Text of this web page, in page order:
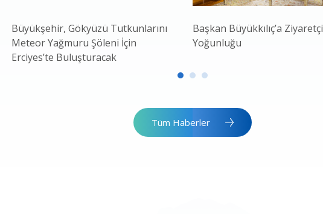
Büyükşehir, Gökyüzü Tutkunlarını
Meteor Yağmuru Şöleni İçin
Erciyes’te Buluşturacak
Başkan Büyükkılıç’a Ziyaretçi
Yoğunluğu
Tüm Haberler